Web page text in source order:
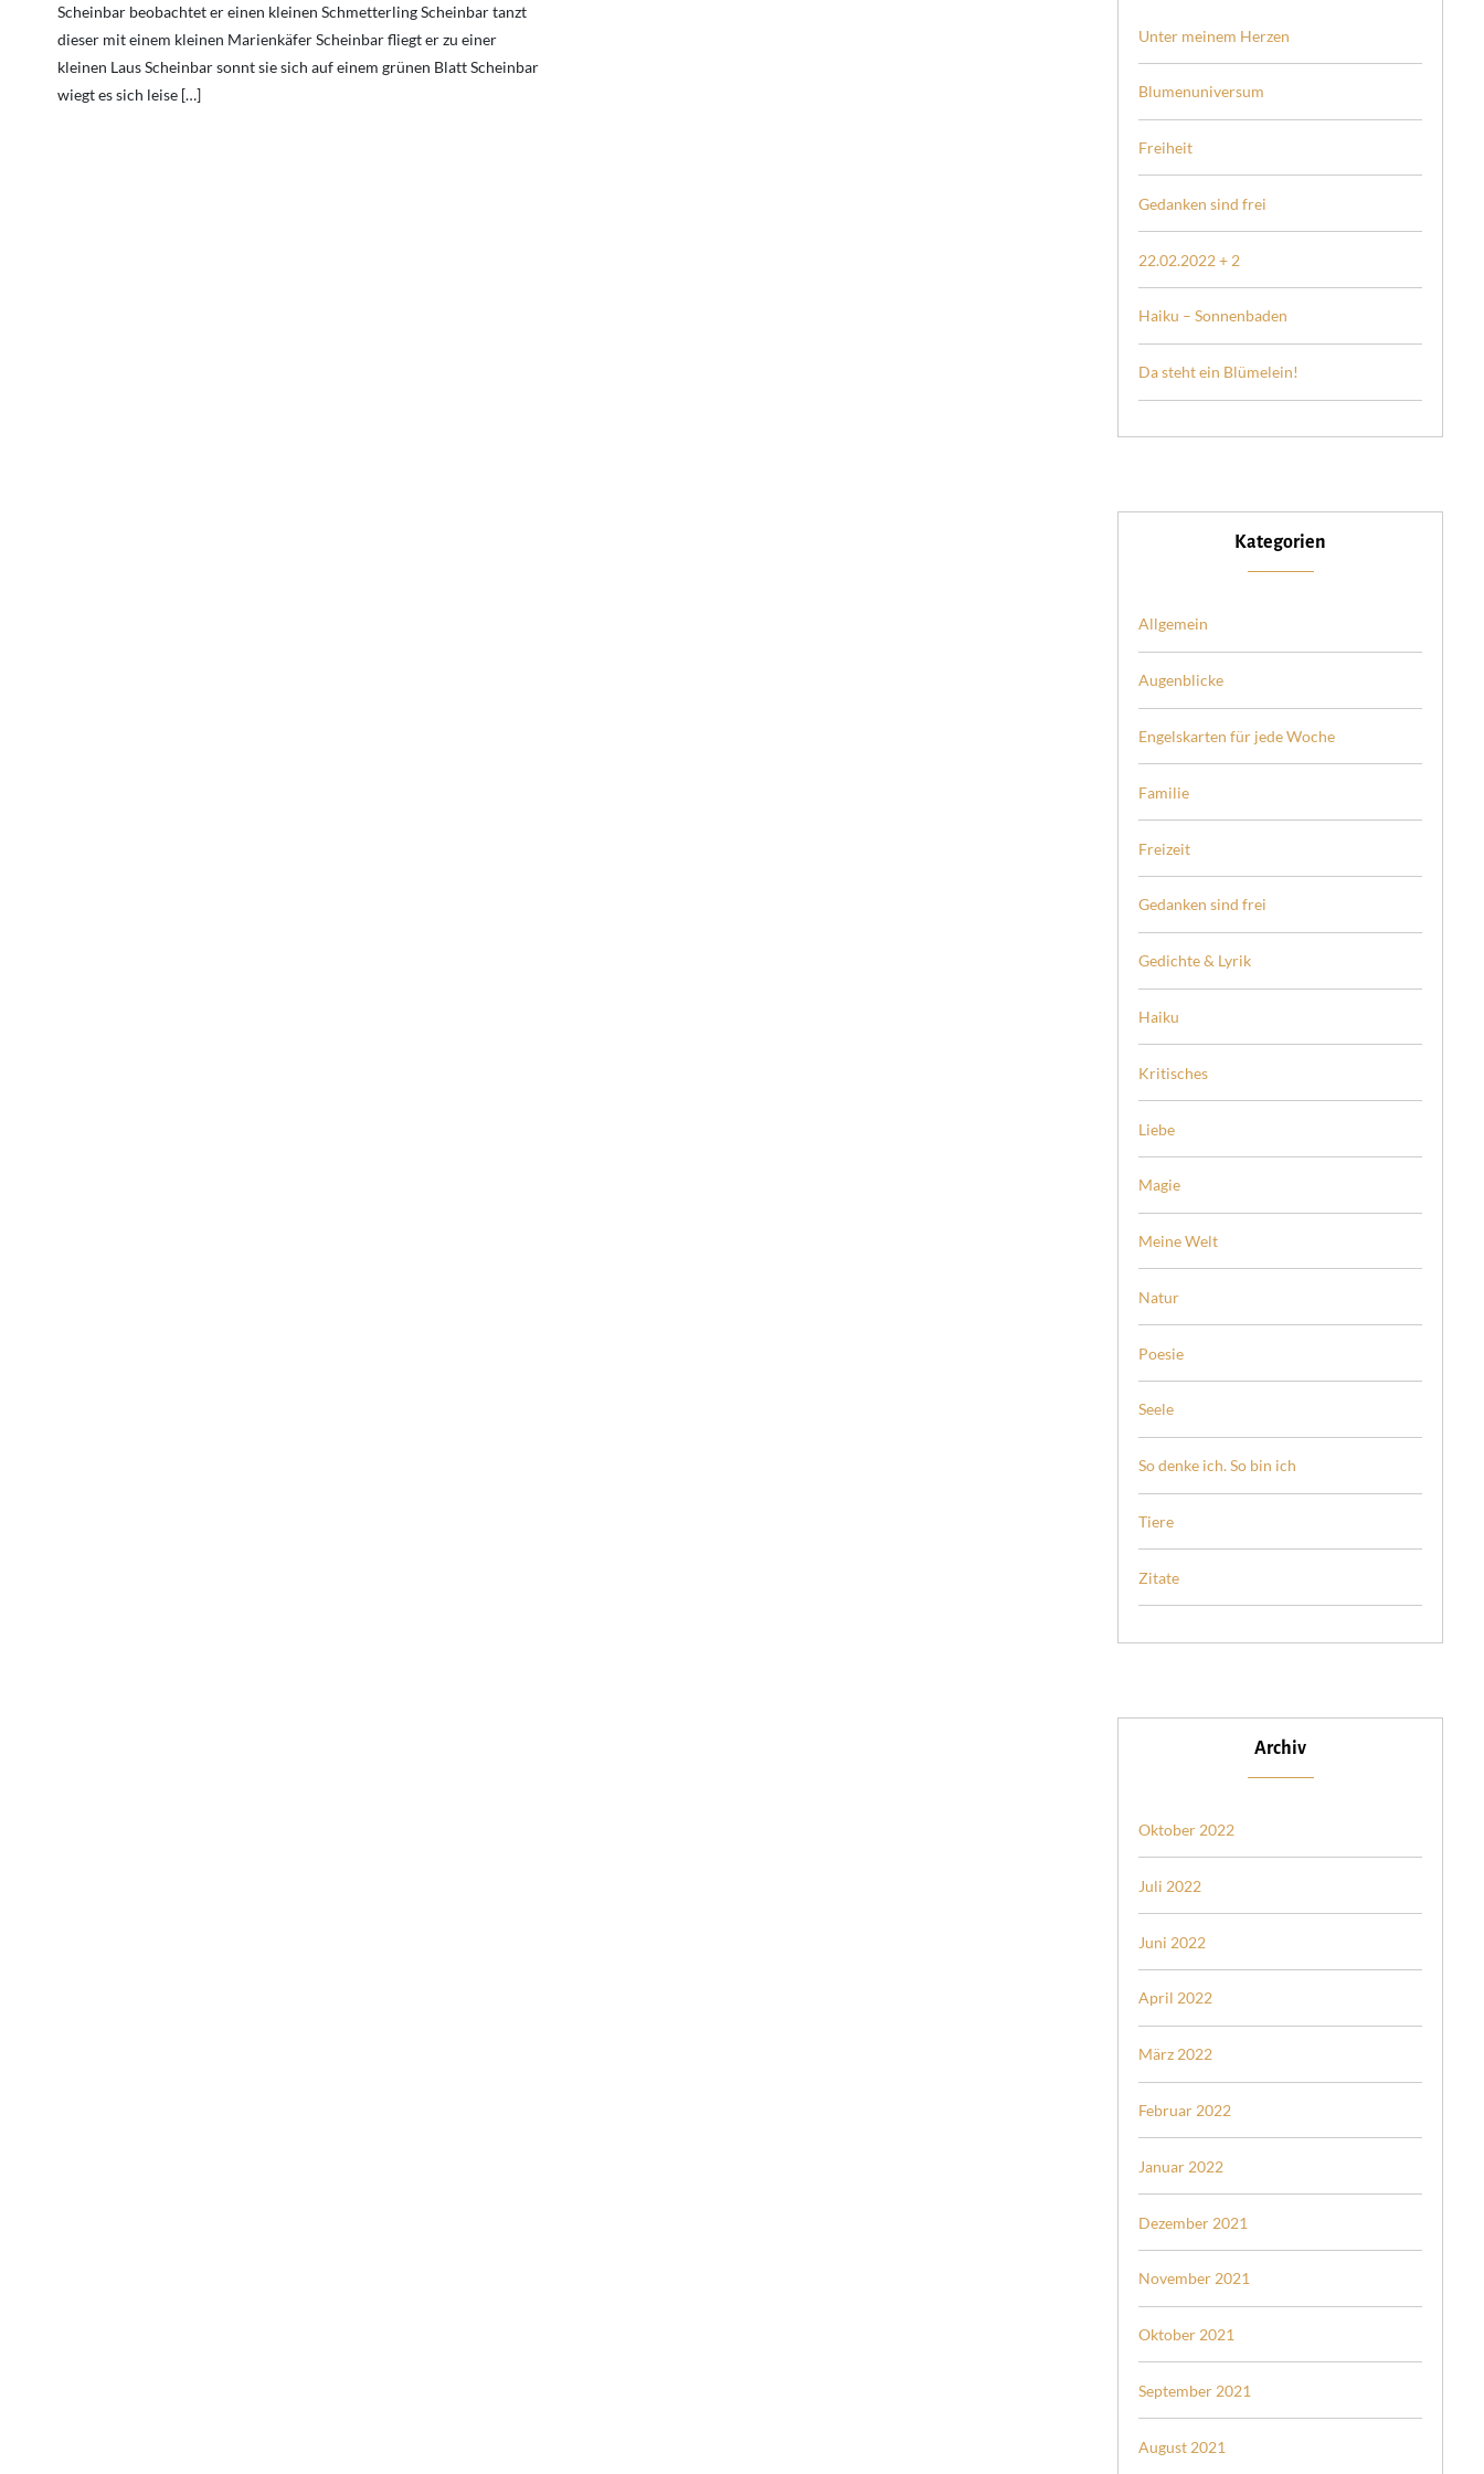
Scheinbar beobachtet er einen kleinen Schmetterling Scheinbar tanzt
dieser mit einem kleinen Marienkäfer Scheinbar fliegt er zu einer
kleinen Laus Scheinbar sonnt sie sich auf einem grünen Blatt Scheinbar
wiegt es sich leise […]
Unter meinem Herzen
Blumenuniversum
Freiheit
Gedanken sind frei
22.02.2022 + 2
Haiku – Sonnenbaden
Da steht ein Blümelein!
Kategorien
Allgemein
Augenblicke
Engelskarten für jede Woche
Familie
Freizeit
Gedanken sind frei
Gedichte & Lyrik
Haiku
Kritisches
Liebe
Magie
Meine Welt
Natur
Poesie
Seele
So denke ich. So bin ich
Tiere
Zitate
Archiv
Oktober 2022
Juli 2022
Juni 2022
April 2022
März 2022
Februar 2022
Januar 2022
Dezember 2021
November 2021
Oktober 2021
September 2021
August 2021